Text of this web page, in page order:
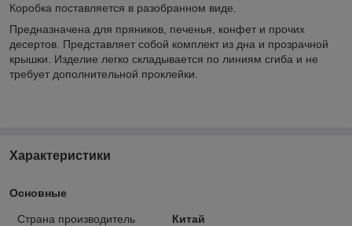
Коробка поставляется в разобранном виде.
Предназначена для пряников, печенья, конфет и прочих
десертов. Представляет собой комплект из дна и прозрачной
крышки. Изделие легко складывается по линиям сгиба и не
требует дополнительной проклейки.
Характеристики
Основные
Страна производитель
Китай